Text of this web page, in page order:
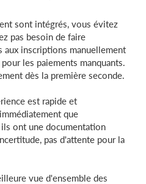
sont intégrés, vous évitez
pas besoin de faire
aux inscriptions manuellement
les paiements manquants.
dès la première seconde.
est rapide et
que
ont une documentation
pas d'attente pour la
vue d'ensemble des